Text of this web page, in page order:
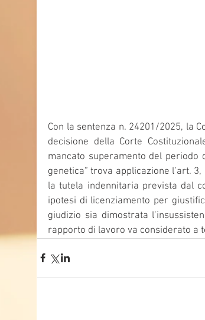
Con la sentenza n. 24201/2025, la
decisione della Corte
mancato superamento del periodo
genetica” trova applicazione l’art.
la tutela indennitaria prevista dal
ipotesi di licenziamento per
giudizio sia dimostrata
rapporto di lavoro va considerato a